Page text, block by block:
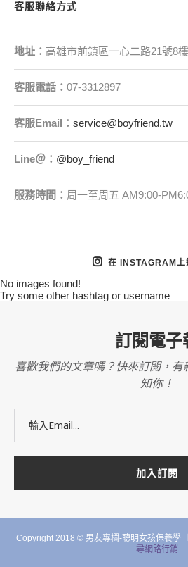
客服聯絡方式
地址： 高雄市前鎮區一心二路21號8
客服電話： 07-3312897
客服Email ： service@boyfriend.tw
Line＠： @boy_friend
服務時間： 周一至周五 AM9:00-
在 INSTAGRAM上
No images found!
Try some other hashtag or username
訂閱電子
喜歡我們的文章嗎？快來訂閱，有
知你！
Copyright 2018 © 男友專欄-聰明女孩保養學
尋網路行銷